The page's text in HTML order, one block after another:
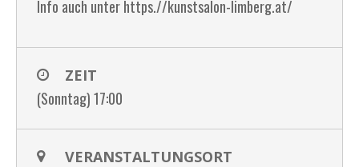
Info auch unter https.//kunstsalon-limberg.at/
ZEIT
(Sonntag) 17:00
VERANSTALTUNGSORT